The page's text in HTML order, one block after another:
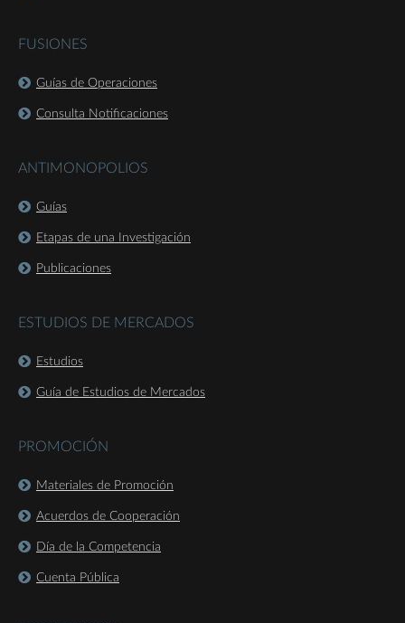
FUSIONES
Guías de Operaciones
Consulta Notificaciones
ANTIMONOPOLIOS
Guías
Etapas de una Investigación
Publicaciones
ESTUDIOS DE MERCADOS
Estudios
Guía de Estudios de Mercados
PROMOCIÓN
Materiales de Promoción
Acuerdos de Cooperación
Día de la Competencia
Cuenta Pública